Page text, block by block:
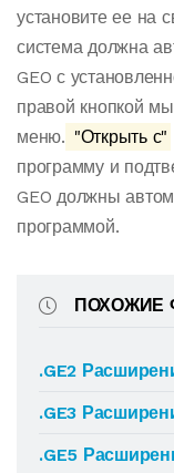
установите ее на
система должна
GEO с
правой кнопкой
меню. "Открыть с"
программу и
GEO должны
программой.
ПОХОЖИЕ
.GE2
.GE3
.GE5